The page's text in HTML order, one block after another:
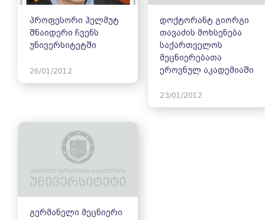
პროფესორი ჰელმუტ
შნაიდერი ჩვენს
უნივერსიტეტში
26/01/2012
დოქტორანტ გიორგი
თავაძის მოხსენება
საქართველოს
მეცნიერებათა
ეროვნულ აკადემიაში
23/01/2012
გერმანელი მეცნიერი